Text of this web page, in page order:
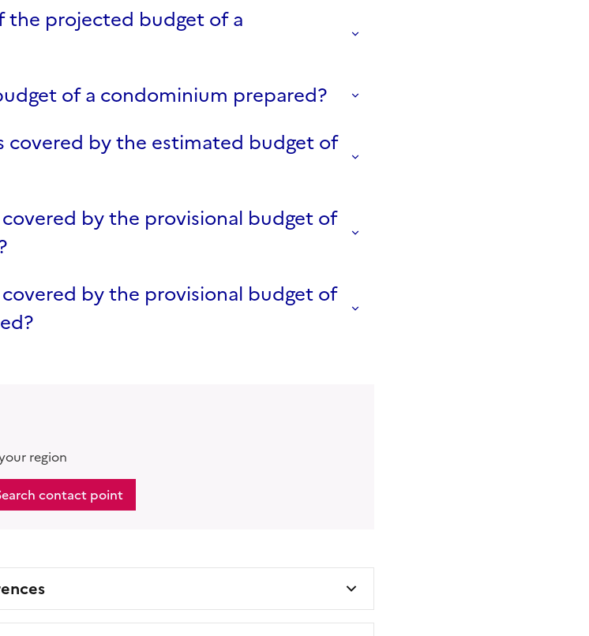
the projected budget of a
of a condominium prepared?
covered by the estimated budget of
by the provisional budget of
by the provisional budget of
region
contact point